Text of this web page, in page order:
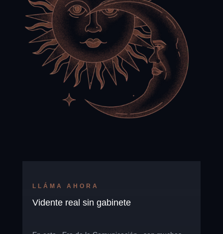
LLÁMA AHORA
Vidente real sin gabinete